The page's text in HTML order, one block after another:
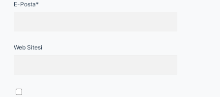
E-Posta*
Web Sitesi